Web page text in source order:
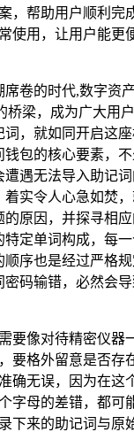
，帮助用户顺利完
使用，让用户能更
卷的时代,数字资
桥梁，成为广大用
，就如同开启这
包的核心要素，
遇无法导入助记
实令人心急如焚
原因，并探寻相
定单词构成，每
序也是经过严格
码输错，必然会
要像对待精密仪器
要格外留意是否存
确无误，因为在这
字母的差错，都可
下来的助记词与原